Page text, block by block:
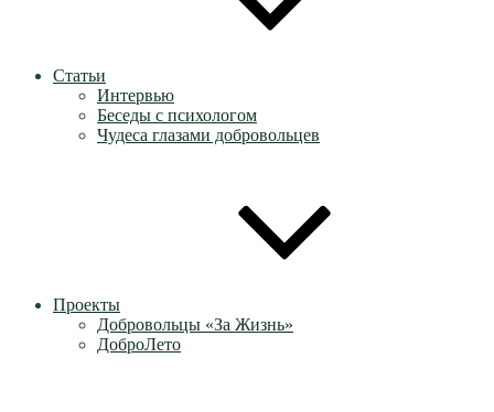
Статьи
Интервью
Беседы с психологом
Чудеса глазами добровольцев
Проекты
Добровольцы «За Жизнь»
ДоброЛето